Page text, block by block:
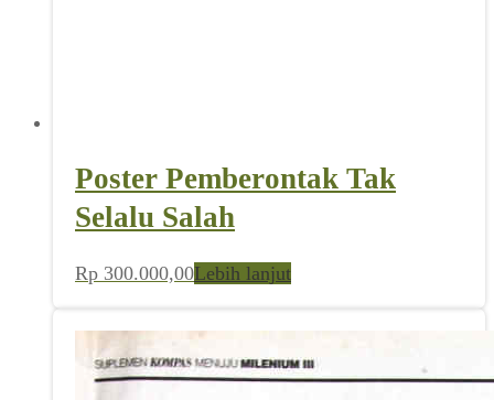
Poster Pemberontak Tak
Selalu Salah
Rp 300.000,00Lebih lanjut